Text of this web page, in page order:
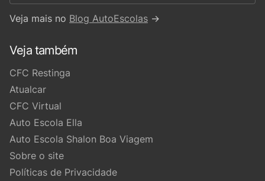
Veja mais no Blog AutoEscolas →
Veja também
CFC Restinga
Atualcar
CFC Virtual
Auto Escola Ella
Auto Escola Shalon Boa Viagem
Sobre o site
Políticas de Privacidade